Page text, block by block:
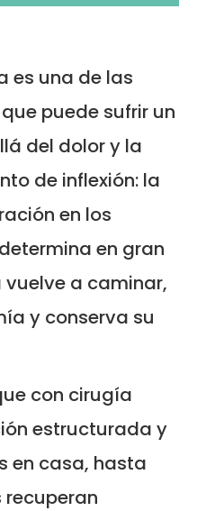
es una de las
puede sufrir un
del dolor y la
de inflexión: la
en los
en gran
a caminar,
y conserva su
con cirugía
estructurada y
en casa, hasta
recuperan